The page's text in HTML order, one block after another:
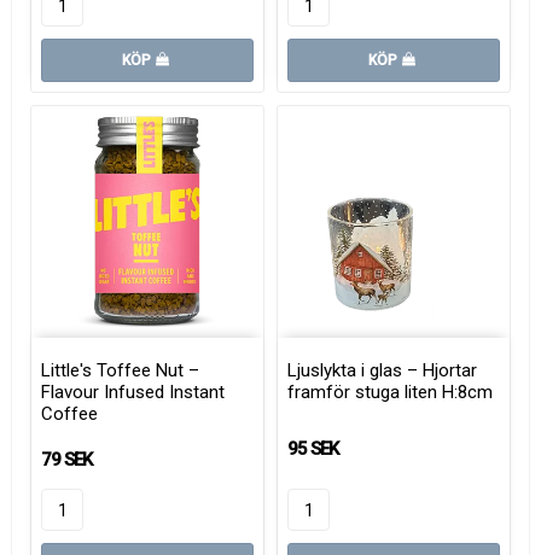
KÖP KÖP
Little's Toffee Nut –
Flavour Infused Instant
Coffee
79 SEK
Ljuslykta i glas – Hjortar
framför stuga liten H:8cm
95 SEK